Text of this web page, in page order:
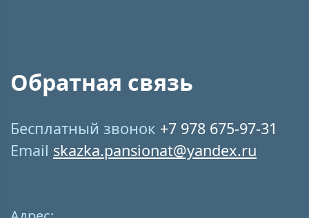
Обратная связь
Бесплатный звонок +7 978 675-97-31
Email skazka.pansionat@yandex.ru